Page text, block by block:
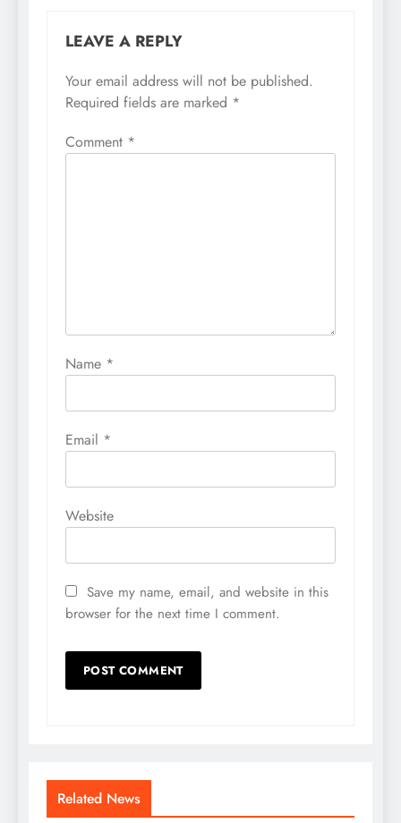
LEAVE A REPLY
Your email address will not be published.
Required fields are marked *
Comment *
Name *
Email *
Website
Save my name, email, and website in this
browser for the next time I comment.
Related News